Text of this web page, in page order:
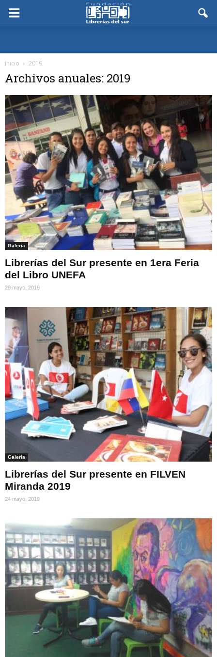
Inicio 2019
Archivos anuales: 2019
Galeria
Librerías del Sur presente en 1era Feria
del Libro UNEFA
29 mayo, 2019
Galeria
Librerías del Sur presente en FILVEN
Miranda 2019
24 mayo, 2019